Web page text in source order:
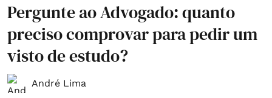
Pergunte ao Advogado: quanto
preciso comprovar para pedir um
visto de estudo?
André Lima